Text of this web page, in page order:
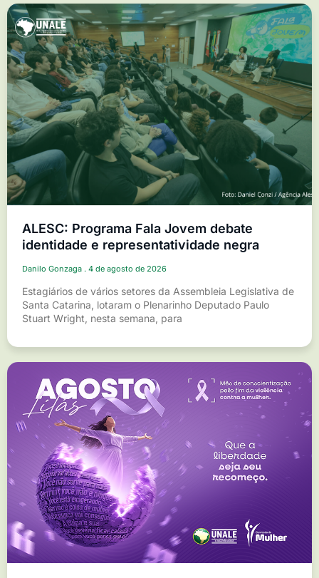
ALESC: Programa Fala Jovem debate
identidade e representatividade negra
Danilo Gonzaga 4 de agosto de 2026
Estagiários de vários setores da Assembleia Legislativa de
Santa Catarina, lotaram o Plenarinho Deputado Paulo
Stuart Wright, nesta semana, para